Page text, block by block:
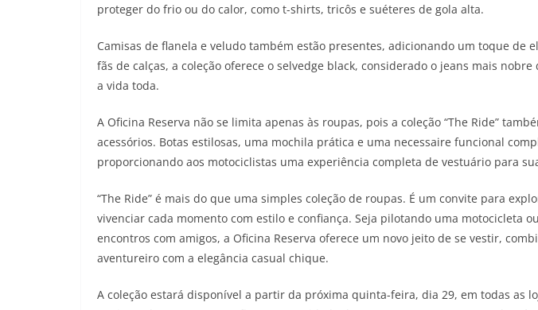
proteger do frio ou do calor, como t-shirts, tricôs e suéteres de gola alta.
Camisas de flanela e veludo também estão presentes, adicionando um toque de
fãs de calças, a coleção oferece o selvedge black, considerado o jeans mais
a vida toda.
A Oficina Reserva não se limita apenas às roupas, pois a coleção “The Ride”
acessórios. Botas estilosas, uma mochila prática e uma necessaire funcional
proporcionando aos motociclistas uma experiência completa de vestuário para
“The Ride” é mais do que uma simples coleção de roupas. É um convite para
vivenciar cada momento com estilo e confiança. Seja pilotando uma motocicleta
encontros com amigos, a Oficina Reserva oferece um novo jeito de se vestir,
aventureiro com a elegância casual chique.
A coleção estará disponível a partir da próxima quinta-feira, dia 29, em todas as